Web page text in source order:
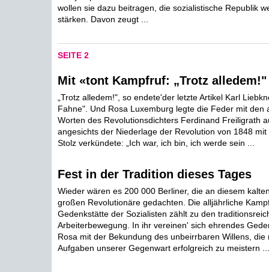
wollen sie dazu beitragen, die sozialistische Republik
stärken. Davon zeugt ...
SEITE 2
Mit «tont Kampfruf: „Trotz alledem!"
„Trotz alledem!", so endete'der letzte Artikel Karl
Fahne". Und Rosa Luxemburg legte die Feder mit den
Worten des Revolutionsdichters Ferdinand Freiligrath
angesichts der Niederlage der Revolution von 1848
Stolz verkündete: „Ich war, ich bin, ich werde sein ...
Fest in der Tradition dieses Tages
Wieder wären es 200 000 Berliner, die an diesem
großen Revolutionäre gedachten. Die alljährliche
Gedenkstätte der Sozialisten zählt zu den
Arbeiterbewegung. In ihr vereinen' sich ehrendes
Rosa mit der Bekundung des unbeirrbaren Willens, die
Aufgaben unserer Gegenwart erfolgreich zu meistern ...